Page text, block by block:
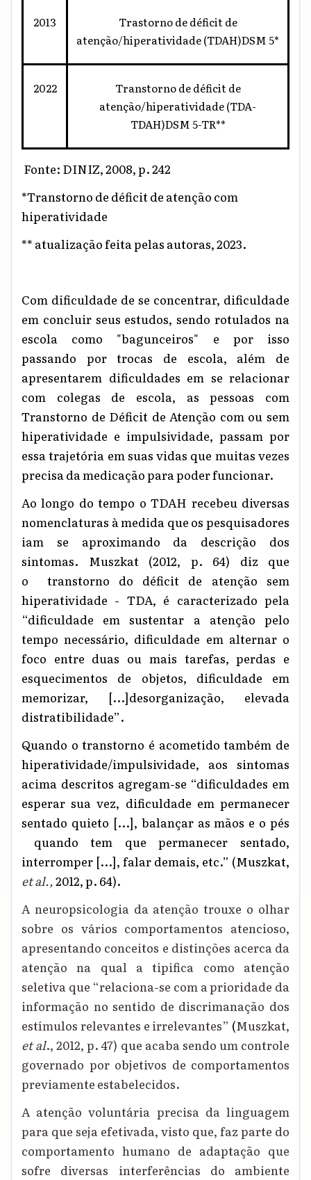
2013
Trastorno de déficit de
atenção/hiperatividade (TDAH)DSM 5*
2022
Transtorno de déficit de
atenção/hiperatividade (TDA-
TDAH)DSM 5-TR**
Fonte: DINIZ, 2008, p. 242
*Transtorno de déficit de atenção com
hiperatividade
** atualização feita pelas autoras, 2023.
Com dificuldade de se concentrar, dificuldade
em concluir seus estudos, sendo rotulados na
escola como "bagunceiros" e por isso
passando por trocas de escola, além de
apresentarem dificuldades em se relacionar
com colegas de escola, as pessoas com
Transtorno de Déficit de Atenção com ou sem
hiperatividade e impulsividade, passam por
essa trajetória em suas vidas que muitas vezes
precisa da medicação para poder funcionar.
Ao longo do tempo oTDAH recebeu diversas
nomenclaturas à medida que os pesquisadores
iam se aproximando da descrição dos
sintomas. Muszkat (2012, p. 64) diz que
o transtorno do déficit de atenção sem
hiperatividade - TDA, é caracterizado pela
“dificuldade em sustentar a atenção pelo
tempo necessário, dificuldade em alternar o
foco entre duas ou mais tarefas, perdas e
esquecimentos de objetos, dificuldade em
memorizar, [...]desorganização, elevada
distratibilidade”.
Quando o transtorno é acometido também de
hiperatividade/impulsividade, aos sintomas
acima descritos agregam-se “dificuldades em
esperar sua vez, dificuldade em permanecer
sentado quieto [...], balançar as mãos e o pés
quando tem que permanecer sentado,
interromper [...], falar demais, etc.” (Muszkat,
et al.,2012, p. 64).
A neuropsicologia da atenção trouxe o olhar
sobre os vários comportamentos atencioso,
apresentando conceitos e distinções acerca da
atenção na qual a tipifica como atenção
seletiva que “relaciona-se com a prioridade da
informação no sentido de discrimanação dos
estímulos relevantes e irrelevantes” (Muszkat,
et al., 2012, p. 47) que acaba sendo um controle
governado por objetivos de comportamentos
previamente estabelecidos.
A atenção voluntária precisa da linguagem
para que seja efetivada, visto que, faz parte do
comportamento humano de adaptação que
sofre diversas interferências do ambiente